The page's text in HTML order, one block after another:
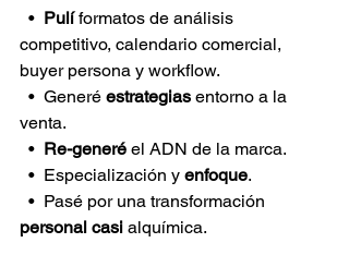
• Pulí formatos de análisis
competitivo, calendario comercial,
buyer persona y workflow.
•  Generé estrategias entorno a la
venta.
• Re-generé el ADN de la marca.
•  Especialización y enfoque.
•  Pasé por una transformación
personal casi alquímica.